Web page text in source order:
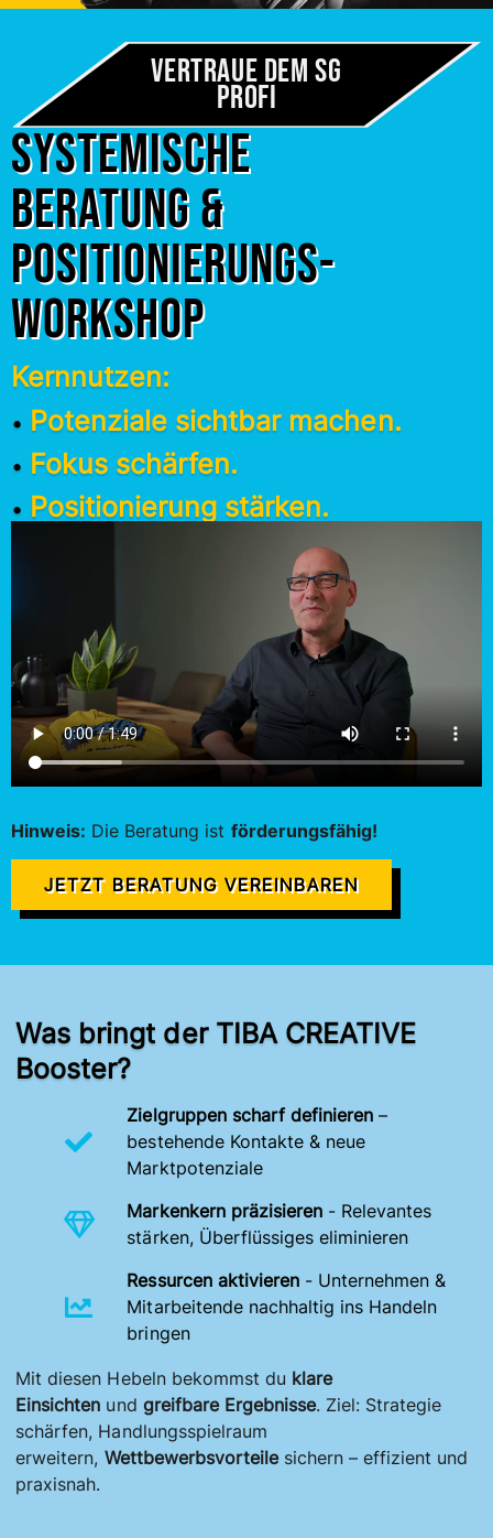
Kernnutzen:
• Potenziale sichtbar machen.
• Fokus schärfen.
• Positionierung stärken.
Hinweis: Die Beratung ist förderungsfähig!
JETZT BERATUNG VEREINBAREN
Vertraue dem SG
Profi
Systemische
Beratung &
Positionierungs-
workshop
Was bringt der TIBA CREATIVE
Booster?
Zielgruppen scharf definieren –
bestehende Kontakte & neue
Marktpotenziale
Markenkern präzisieren- Relevantes
stärken, Überflüssiges eliminieren
Ressurcen aktivieren- Unternehmen &
Mitarbeitende nachhaltig ins Handeln
bringen
Mit diesen Hebeln bekommst du klare
Einsichten und greifbare Ergebnisse. Ziel: Strategie
schärfen, Handlungsspielraum
erweitern, Wettbewerbsvorteilesichern – effizient und
praxisnah.